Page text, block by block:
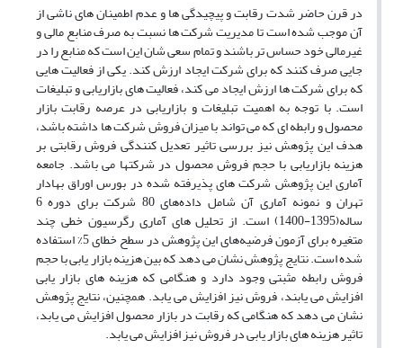
در قرن حاضر شدت رقابت و پیچیدگی ها و عدم اطمینان های ناشی از
آن موجب شده است تا مدیریت شرکت ها نسبت به صرف منابع مالی و
غیرمالی خود حساس تر باشند و تمام سعی شان این است که منابع را در
جایی صرف کنند که برای شرکت ایجاد ارزش کند. یکی از فعالیت هایی
که برای شرکت ها ارزش ایجاد می کند، فعالیت های بازاریابی و تبلیغات
است. با توجه به اهمیت تبلیغات و بازاریابی در عرصه رقابت بازار
محصول و رابطه ای که می تواند با میزان فروش شرکت ها داشته باشد،
هدف این پژوهش نیز بررسی تاثیر تعدیل کنندگی فروش رقابتی بر
هزینه بازاریابی با حجم فروش محصول در شرکتها می باشد. جامعه
آماری این پژوهش شرکت های پذیرفته شده در بورس اوراق بهادار
تهران و نمونه آماری آن شامل داده‌های 80 شرکت برای دوره 6
ساله(1395-1400) است. از تحلیل های آماری رگرسیون خطی چند
متغیره برای آزمون فرضیه‌های این پژوهش در سطح خطای 5% استفاده
شده است. نتایج پژوهش نشان می دهد که بین هزینه بازار یابی با حجم
فروش رابطه مثبتی وجود دارد و هنگامی که هزینه های بازار یابی
افزایش می یابند، فروش نیز افزایش می یابد. همچنین، نتایج پژوهش
نشان می دهد که هنگامی که رقابت در بازار محصول افزایش می یابد،
تاثیر هزینه های بازار یابی در فروش نیز افزایش می یابد.